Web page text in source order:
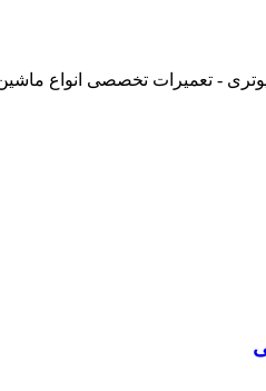
- تعمیرات تخصصی انواع